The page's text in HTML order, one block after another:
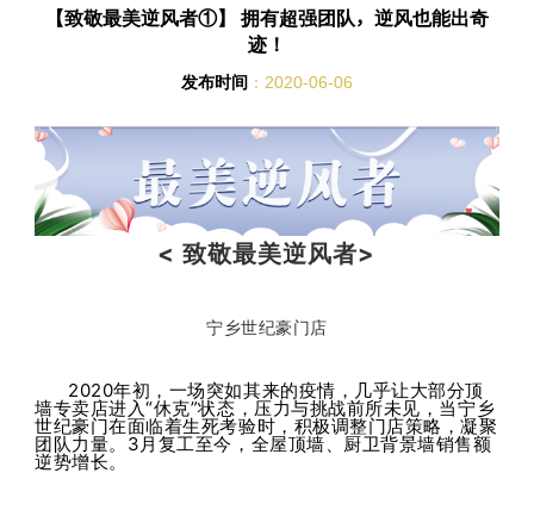
新闻百科 
 招商加盟
 门店形象
【致敬最美逆风者①】 拥有超强团队，逆风也能出奇
迹！
发布时间 ：2020-06-06
< 致敬最美逆风者>
宁乡世纪豪门店
2020年初，一场突如其来的疫情，几乎让大部分顶
墙专卖店进入“休克”状态，压力与挑战前所未见，当宁乡
世纪豪门在面临着生死考验时，积极调整门店策略，凝聚
团队力量。3月复工至今，全屋顶墙、厨卫背景墙销售额
逆势增长。